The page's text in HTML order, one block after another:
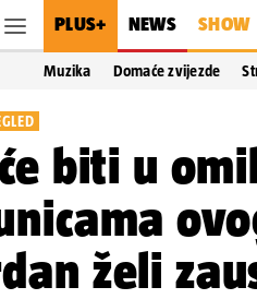
PLUS+ NEWS SHOW
Muzika Domaće zvijezde
biti u
želi